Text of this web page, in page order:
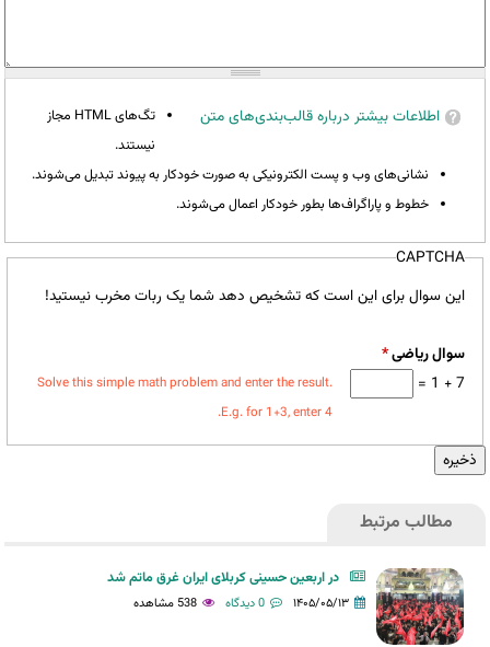
اطلاعات بیشتر درباره قالب‌بندی‌های متن
تگ‌های HTML مجاز
نیستند.
نشانی‌های وب و پست الکترونیکی به صورت خودکار به پیوند تبدیل می‌شوند.
خطوط و پاراگراف‌ها بطور خودکار اعمال می‌شوند.
CAPTCHA
این سوال برای این است که تشخیص دهد شما یک ربات مخرب نیستید!
سوال ریاضی*
7 + 1 =
Solve this simple math problem and enter the result.
E.g. for 1+3, enter 4.
مطالب مرتبط
در اربعین حسینی کربلای ایران غرق ماتم شد
۱۴۰۵/۰۵/۱۳ 0 دیدگاه 538 مشاهده